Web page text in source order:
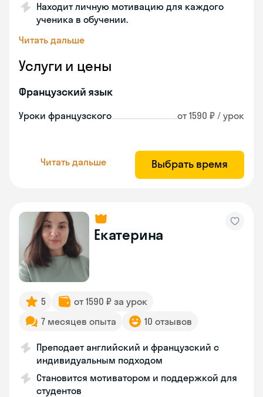
Находит личную мотивацию для каждого
ученика в обучении.
Читать дальше
Услуги и цены
Французский язык
Уроки французского от 1590 ₽ / урок
Читать дальше Выбрать время
Екатерина
5
от 1590 ₽ за урок
7 месяцев опыта
10 отзывов
Преподает английский и французский с
индивидуальным подходом
Становится мотиватором и поддержкой для
студентов